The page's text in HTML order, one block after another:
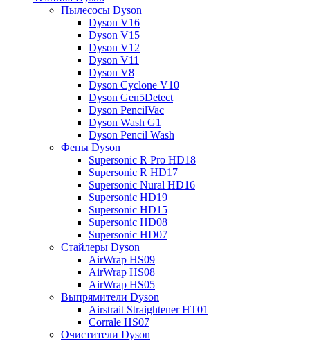
Пылесосы Dyson
Dyson V16
Dyson V15
Dyson V12
Dyson V11
Dyson V8
Dyson Cyclone V10
Dyson Gen5Detect
Dyson PencilVac
Dyson Wash G1
Dyson Pencil Wash
Фены Dyson
Supersonic R Pro HD18
Supersonic R HD17
Supersonic Nural HD16
Supersonic HD19
Supersonic HD15
Supersonic HD08
Supersonic HD07
Стайлеры Dyson
AirWrap HS09
AirWrap HS08
AirWrap HS05
Выпрямители Dyson
Airstrait Straightener HT01
Corrale HS07
Очистители Dyson